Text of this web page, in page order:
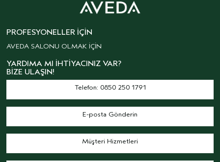
PROFESYONELLER İÇIN
AVEDA SALONU OLMAK İÇİN
YARDIMA MI İHTIYACINIZ VAR?
BIZE ULAŞIN!
Telefon: 0850 250 1791
E-posta Gönderin
Müşteri Hizmetleri